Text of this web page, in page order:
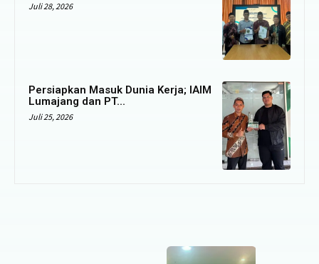
Juli 28, 2026
Persiapkan Masuk Dunia Kerja; IAIM
Lumajang dan PT...
Juli 25, 2026